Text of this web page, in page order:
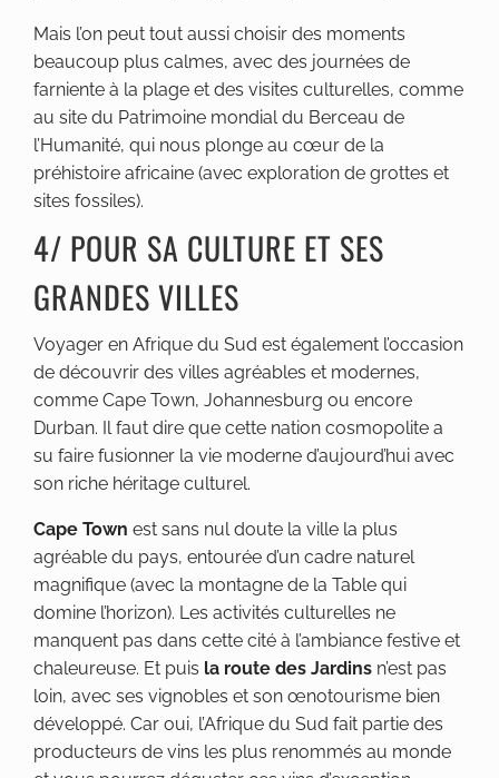
Mais l’on peut tout aussi choisir des moments
beaucoup plus calmes, avec des journées de
farniente à la plage et des visites culturelles, comme
au site du Patrimoine mondial du Berceau de
l’Humanité, qui nous plonge au cœur de la
préhistoire africaine (avec exploration de grottes et
sites fossiles).
4/ POUR SA CULTURE ET SES
GRANDES VILLES
Voyager en Afrique du Sud est également l’occasion
de découvrir des villes agréables et modernes,
comme Cape Town, Johannesburg ou encore
Durban. Il faut dire que cette nation cosmopolite a
su faire fusionner la vie moderne d’aujourd’hui avec
son riche héritage culturel.
Cape Town est sans nul doute la ville la plus
agréable du pays, entourée d’un cadre naturel
magnifique (avec la montagne de la Table qui
domine l’horizon). Les activités culturelles ne
manquent pas dans cette cité à l’ambiance festive et
chaleureuse. Et puis la route des Jardins n’est pas
loin, avec ses vignobles et son œnotourisme bien
développé. Car oui, l’Afrique du Sud fait partie des
producteurs de vins les plus renommés au monde